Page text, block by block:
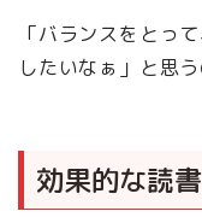
「バランスをとっ
したいなぁ」と思う
効果的な読